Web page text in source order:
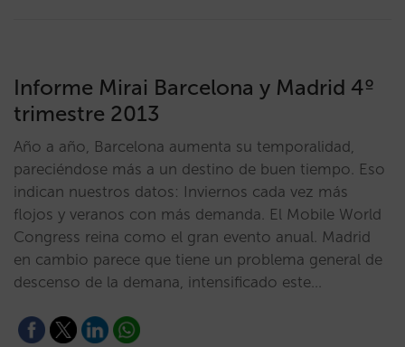
Informe Mirai Barcelona y Madrid 4º
trimestre 2013
Año a año, Barcelona aumenta su temporalidad,
pareciéndose más a un destino de buen tiempo. Eso
indican nuestros datos: Inviernos cada vez más
flojos y veranos con más demanda. El Mobile World
Congress reina como el gran evento anual. Madrid
en cambio parece que tiene un problema general de
descenso de la demana, intensificado este…